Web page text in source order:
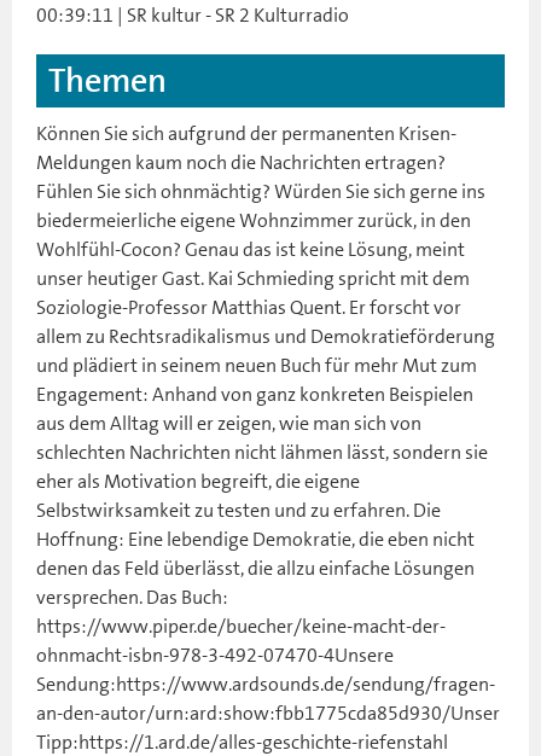
00:39:11 | SR kultur - SR 2 Kulturradio
Themen
Können Sie sich aufgrund der permanenten Krisen-
Meldungen kaum noch die Nachrichten ertragen?
Fühlen Sie sich ohnmächtig? Würden Sie sich gerne ins
biedermeierliche eigene Wohnzimmer zurück, in den
Wohlfühl-Cocon? Genau das ist keine Lösung, meint
unser heutiger Gast. Kai Schmieding spricht mit dem
Soziologie-Professor Matthias Quent. Er forscht vor
allem zu Rechtsradikalismus und Demokratieförderung
und plädiert in seinem neuen Buch für mehr Mut zum
Engagement: Anhand von ganz konkreten Beispielen
aus dem Alltag will er zeigen, wie man sich von
schlechten Nachrichten nicht lähmen lässt, sondern sie
eher als Motivation begreift, die eigene
Selbstwirksamkeit zu testen und zu erfahren. Die
Hoffnung: Eine lebendige Demokratie, die eben nicht
denen das Feld überlässt, die allzu einfache Lösungen
versprechen. Das Buch:
https://www.piper.de/buecher/keine-macht-der-
ohnmacht-isbn-978-3-492-07470-4Unsere
Sendung:https://www.ardsounds.de/sendung/fragen-
an-den-autor/urn:ard:show:fbb1775cda85d930/Unser
Tipp:https://1.ard.de/alles-geschichte-riefenstahl